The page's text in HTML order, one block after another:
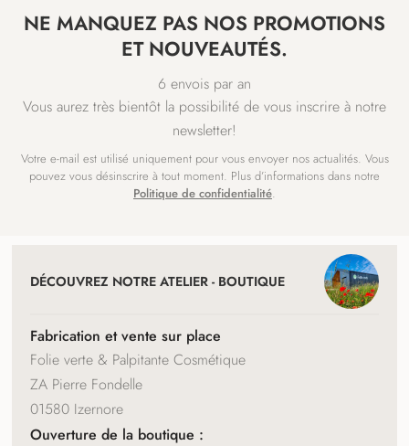
NE MANQUEZ PAS NOS PROMOTIONS
ET NOUVEAUTÉS.
6 envois par an
Vous aurez très bientôt la possibilité de vous inscrire à notre
newsletter!
Votre e-mail est utilisé uniquement pour vous envoyer nos actualités. Vous
pouvez vous désinscrire à tout moment. Plus d’informations dans notre
Politique de confidentialité.
DÉCOUVREZ NOTRE ATELIER - BOUTIQUE
Fabrication et vente sur place
Folie verte & Palpitante Cosmétique
ZA Pierre Fondelle
01580 Izernore
Ouverture de la boutique :